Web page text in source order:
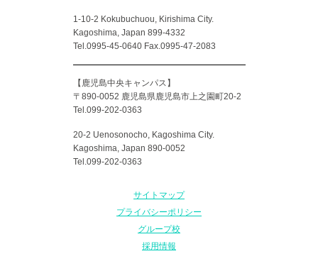
1-10-2 Kokubuchuou, Kirishima City.
Kagoshima, Japan 899-4332
Tel.0995-45-0640 Fax.0995-47-2083
【鹿児島中央キャンパス】
〒890-0052 鹿児島県鹿児島市上之園町20-2
Tel.099-202-0363
20-2 Uenosonocho, Kagoshima City.
Kagoshima, Japan 890-0052
Tel.099-202-0363
サイトマップ
プライバシーポリシー
グループ校
採用情報